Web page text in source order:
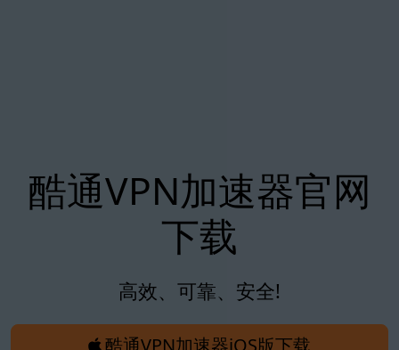
酷通VPN加速器官网
下载
高效、可靠、安全!
酷通VPN加速器iOS版下载